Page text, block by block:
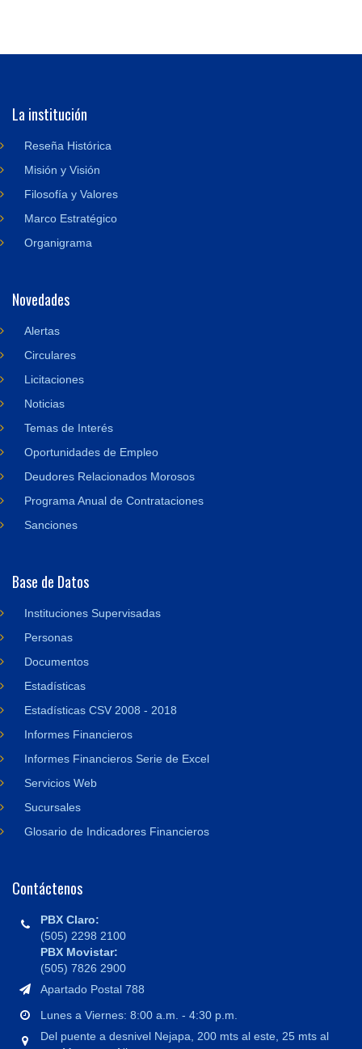
La institución
Reseña Histórica
Misión y Visión
Filosofía y Valores
Marco Estratégico
Organigrama
Novedades
Alertas
Circulares
Licitaciones
Noticias
Temas de Interés
Oportunidades de Empleo
Deudores Relacionados Morosos
Programa Anual de Contrataciones
Sanciones
Base de Datos
Instituciones Supervisadas
Personas
Documentos
Estadísticas
Estadísticas CSV 2008 - 2018
Informes Financieros
Informes Financieros Serie de Excel
Servicios Web
Sucursales
Glosario de Indicadores Financieros
Contáctenos
PBX Claro:
(505) 2298 2100
PBX Movistar:
(505) 7826 2900
Apartado Postal 788
Lunes a Viernes: 8:00 a.m. - 4:30 p.m.
Del puente a desnivel Nejapa, 200 mts al este, 25 mts al